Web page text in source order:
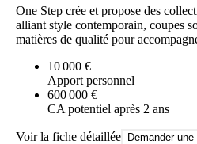
One Step crée et propose des
alliant style contemporain, coupes
matières de qualité pour
10 000 €
Apport personnel
600 000 €
CA potentiel après 2 ans
Voir la fiche détaillée Demander